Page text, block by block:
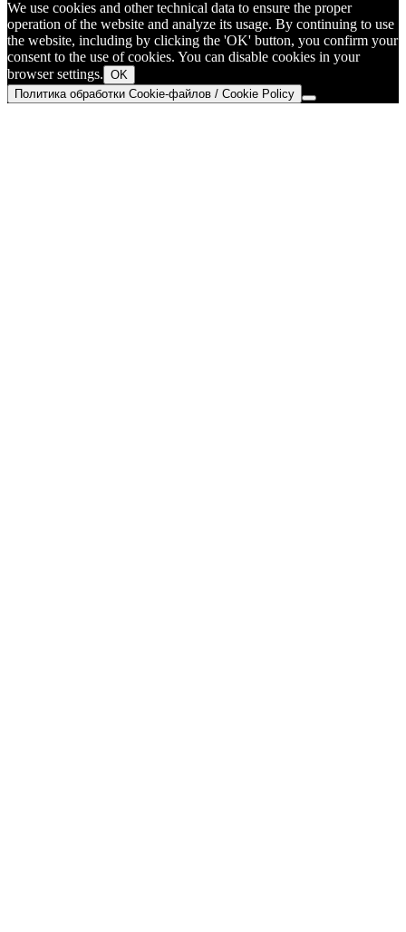
We use cookies and other technical data to ensure the proper
operation of the website and analyze its usage. By continuing to use
the website, including by clicking the 'OK' button, you confirm your
consent to the use of cookies. You can disable cookies in your
browser settings. OK
Политика обработки Cookie-файлов / Cookie Policy